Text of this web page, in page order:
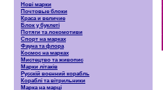
Нові марки
Почтовые блоки
Краса и величие
Блок у буклеті
Потяги та локомотиви
Спорт на марках
Фауна та флора
Космос на марках
Мистецтво та живопис
Марки літаків
Русскiй воєнний корабль
Кораблі та вітрильники
Марка на марці